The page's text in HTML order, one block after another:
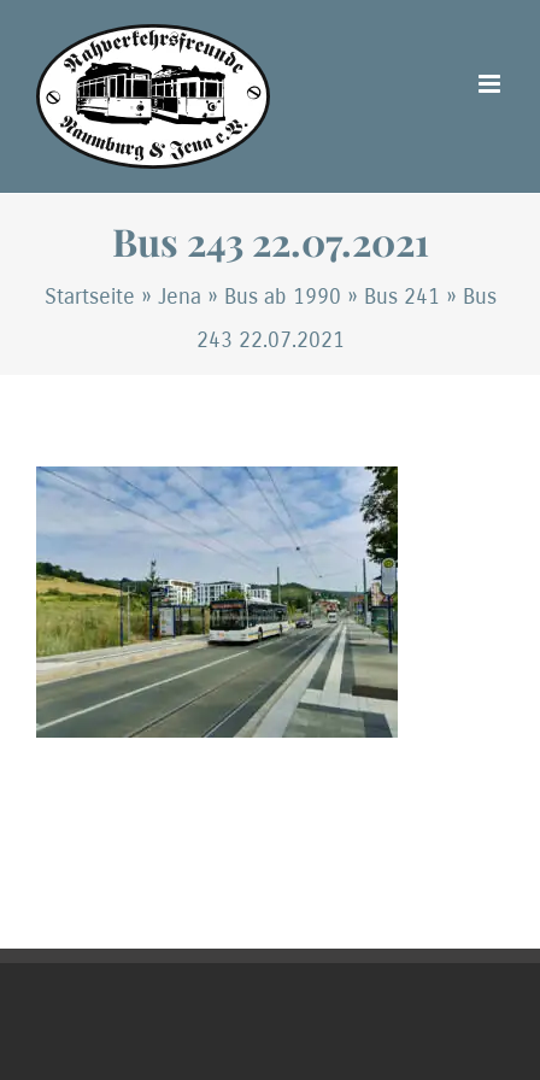
Inhalt
springen
Bus 243 22.07.2021
Startseite » Jena » Bus ab 1990 » Bus 241 » Bus
243 22.07.2021